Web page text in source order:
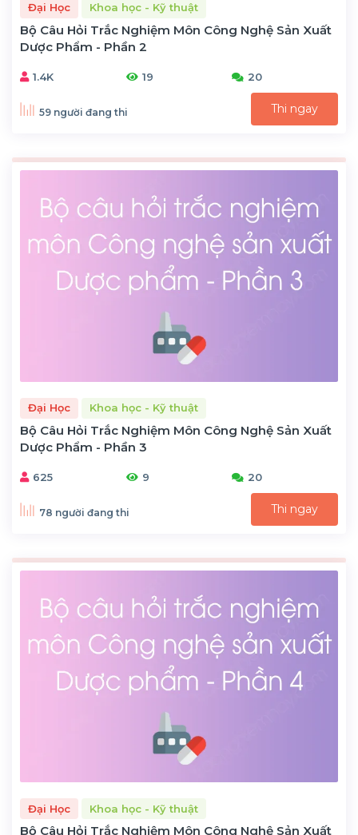
Đại Học Khoa học - Kỹ thuật
Bộ Câu Hỏi Trắc Nghiệm Môn Công Nghệ Sản Xuất
Dược Phẩm - Phần 2
1.4K 19 20
59 người đang thi Thi ngay
Đại Học Khoa học - Kỹ thuật
Bộ Câu Hỏi Trắc Nghiệm Môn Công Nghệ Sản Xuất
Dược Phẩm - Phần 3
625 9 20
78 người đang thi Thi ngay
Đại Học Khoa học - Kỹ thuật
Bộ Câu Hỏi Trắc Nghiệm Môn Công Nghệ Sản Xuất